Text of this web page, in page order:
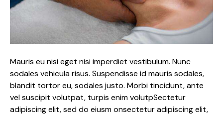
Mauris eu nisi eget nisi imperdiet vestibulum. Nunc
sodales vehicula risus. Suspendisse id mauris sodales,
blandit tortor eu, sodales justo. Morbi tincidunt, ante
vel suscipit volutpat, turpis enim volutpSectetur
adipiscing elit, sed do eiusm onsectetur adipiscing elit,